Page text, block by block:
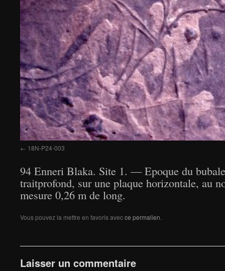
18N-P24-003
94 Enneri Blaka. Site 1. — Epoque du
traitprofond, sur une plaque horizontale, au
mesure 0,26 m de long.
Vous pouvez la mettre en favoris avecce permalien.
Laisser un commentaire